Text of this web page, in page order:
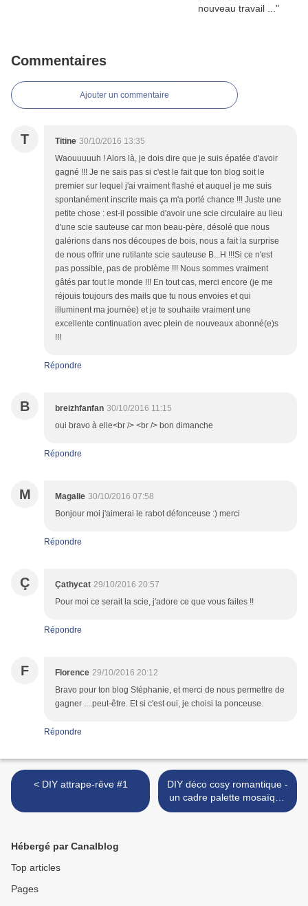
Commentaires
Ajouter un commentaire
T Titine 30/10/2016 13:35
Waouuuuuh ! Alors là, je dois dire que je suis épatée d'avoir
gagné !!! Je ne sais pas si c'est le fait que ton blog soit le
premier sur lequel j'ai vraiment flashé et auquel je me suis
spontanément inscrite mais ça m'a porté chance !!! Juste une
petite chose : est-il possible d'avoir une scie circulaire au lieu
d'une scie sauteuse car mon beau-père, désolé que nous
galérions dans nos découpes de bois, nous a fait la surprise
de nous offrir une rutilante scie sauteuse B...H !!!Si ce n'est
pas possible, pas de problème !!! Nous sommes vraiment
gâtés par tout le monde !!! En tout cas, merci encore (je me
réjouis toujours des mails que tu nous envoies et qui
illuminent ma journée) et je te souhaite vraiment une
excellente continuation avec plein de nouveaux abonné(e)s
!!!
Répondre
B breizhfanfan 30/10/2016 11:15
oui bravo à elle<br /> <br /> bon dimanche
Répondre
M Magalie 30/10/2016 07:58
Bonjour moi j'aimerai le rabot défonceuse :) merci
Répondre
Ç Çathycat 29/10/2016 20:57
Pour moi ce serait la scie, j'adore ce que vous faites !!
Répondre
F Florence 29/10/2016 20:12
Bravo pour ton blog Stéphanie, et merci de nous permettre de
gagner ....peut-être. Et si c'est oui, je choisi la ponceuse.
Répondre
< DIY attrape-rêve #1
DIY déco cosy romantique -
un cadre palette mosaïque
>
Hébergé par Canalblog
Top articles
Pages